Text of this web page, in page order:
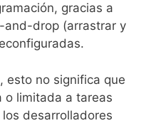
gracias a
and-drop (arrastrar y
esto no significa que
o limitada a tareas
desarrolladores